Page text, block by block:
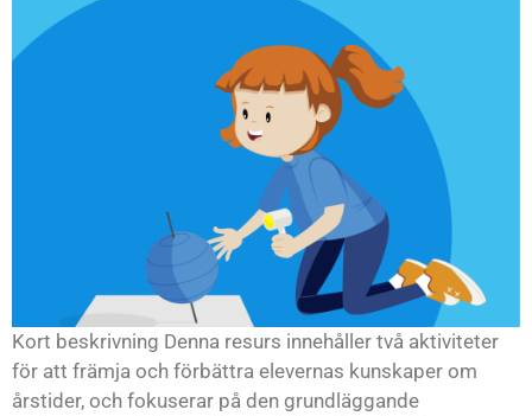
Kort beskrivning Denna resurs innehåller två aktiviteter
för att främja och förbättra elevernas kunskaper om
årstider, och fokuserar på den grundläggande